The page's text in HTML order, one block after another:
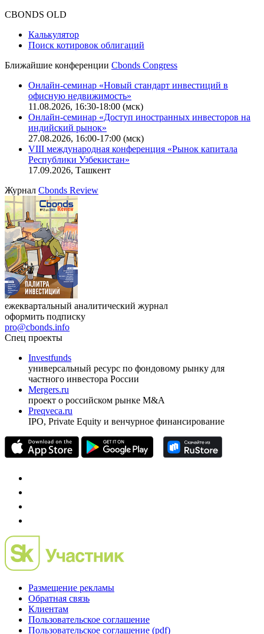
CBONDS OLD
Калькулятор
Поиск котировок облигаций
Ближайшие конференции Cbonds Congress
Онлайн-семинар «Новый стандарт инвестиций в
офисную недвижимость»
11.08.2026, 16:30-18:00 (мск)
Онлайн-семинар «Доступ иностранных инвесторов на
индийский рынок»
27.08.2026, 16:00-17:00 (мск)
VIII международная конференция «Рынок капитала
Республики Узбекистан»
17.09.2026, Ташкент
Журнал Cbonds Review
ежеквартальный аналитический журнал
оформить подписку
pro@cbonds.info
Спец проекты
Investfunds
универсальный ресурс по фондовому рынку для
частного инвестора России
Mergers.ru
проект о российском рынке M&A
Preqveca.ru
IPO, Private Equity и венчурное финансирование
Размещение рекламы
Обратная связь
Клиентам
Пользовательское соглашение
Пользовательское соглашение (pdf)